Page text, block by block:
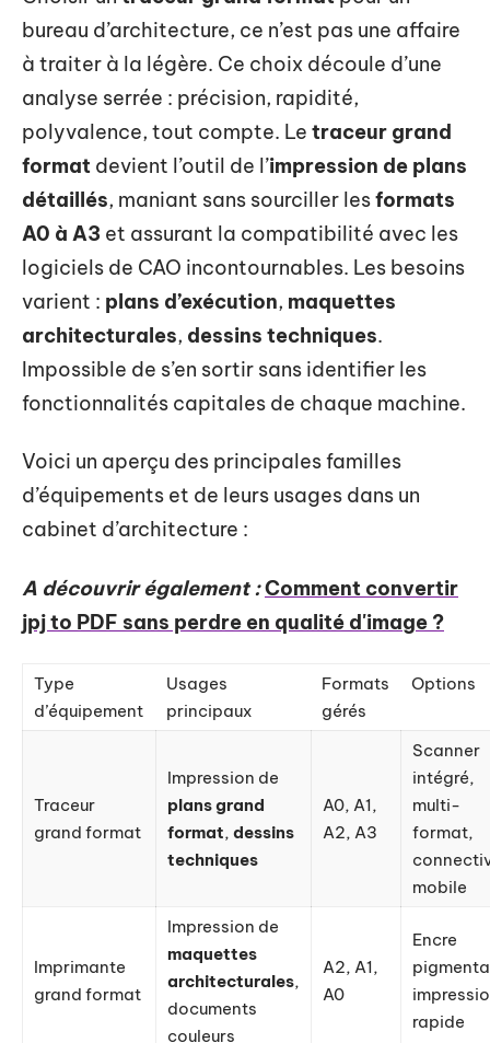
bureau d’architecture, ce n’est pas une affaire
à traiter à la légère. Ce choix découle d’une
analyse serrée : précision, rapidité,
polyvalence, tout compte. Le traceur grand
format devient l’outil de l’impression de plans
détaillés, maniant sans sourciller lesformats
A0 à A3 et assurant la compatibilité avec les
logiciels de CAO incontournables. Les besoins
varient : plans d’exécution, maquettes
architecturales, dessins techniques.
Impossible de s’en sortir sans identifier les
fonctionnalités capitales de chaque machine.
Voici un aperçu des principales familles
d’équipements et de leurs usages dans un
cabinet d’architecture :
A découvrir également :Comment convertir
jpj to PDF sans perdre en qualité d'image ?
Type
d’équipement
Usages
principaux
Formats
gérés
Options
Traceur
grand format
Impression de
plans grand
format, dessins
techniques
A0, A1,
A2, A3
Scanner
intégré,
multi-
format,
mobile
Imprimante
grand format
Impression de
maquettes
architecturales,
documents
couleurs
A2, A1,
A0
Encre
rapide